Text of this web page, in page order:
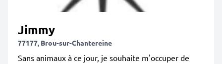
Jimmy
77177, Brou-sur-Chantereine
Sans animaux à ce jour, je souhaite m'occuper de